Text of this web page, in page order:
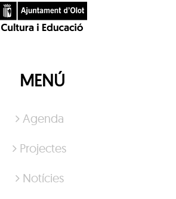
MENÚ
Agenda
Projectes
Notícies